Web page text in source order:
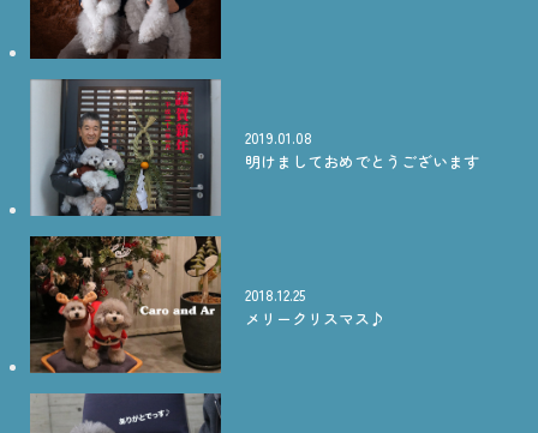
2019.01.08
明けましておめでとうございます
2018.12.25
メリークリスマス♪